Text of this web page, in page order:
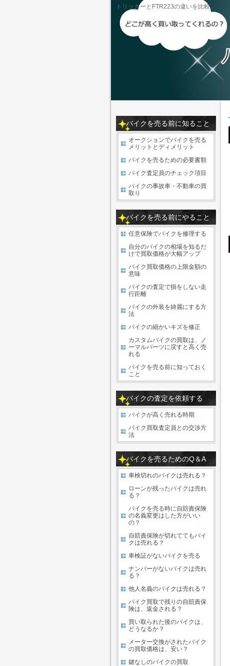
トリッカーとFTR223の違いを比較
バイクを売る前に知ること
オークションでバイクを売る
メリットとディメリット
バイクを売るための必要書類
バイク査定員のチェック項目
バイクの事故車・不動車の買
取り
バイクを売る前にやること
任意保険でバイクを修理する
自分のバイクの相場を知るだ
けで買取価格が大幅アップ
バイク買取価格の上限金額の
意味
バイクの査定で損をしない走
行距離
バイクの外装を綺麗にする方
法
バイクの細かいキズを修正
カスタムバイクの買取は、ノ
ーマルパーツに戻すと高く売
れる
バイクを売る前に知っておく
こと
バイクの査定を依頼する
バイクが高く売れる時期
バイク買取査定員との交渉方
法
バイクを売るためのQ＆A
車検切れのバイクは売れる？
ローンが残ったバイクは売れ
る？
バイクを売る時に自賠責保険
の名義変更はした方がいい
の？
自賠責保険が切れててもバイ
クは売れる？
車検証がないバイクを売る
ナンバーがないバイクは売れ
る？
他人名義のバイクは売れる？
バイク買取で残りの自賠責保
険は、返金される？
買い取られた後のバイクは、
どうなるか？
メーター交換がされたバイク
の買取価格は、安い？
鍵なしのバイクの買取